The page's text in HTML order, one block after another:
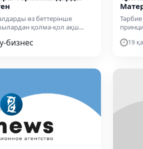
өз беттерінше
қолма-қол ақш...
бизнес 19